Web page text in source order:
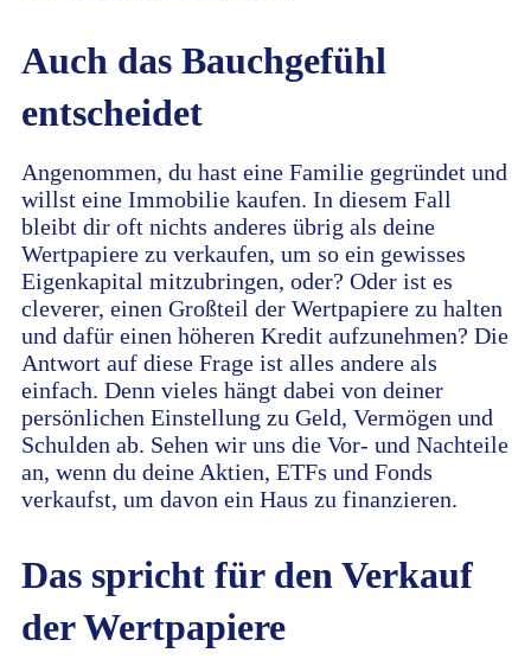
Auch das Bauchgefühl
entscheidet
Angenommen, du hast eine Familie gegründet und
willst eine Immobilie kaufen. In diesem Fall
bleibt dir oft nichts anderes übrig als deine
Wertpapiere zu verkaufen, um so ein gewisses
Eigenkapital mitzubringen, oder? Oder ist es
cleverer, einen Großteil der Wertpapiere zu halten
und dafür einen höheren Kredit aufzunehmen? Die
Antwort auf diese Frage ist alles andere als
einfach. Denn vieles hängt dabei von deiner
persönlichen Einstellung zu Geld, Vermögen und
Schulden ab. Sehen wir uns die Vor- und Nachteile
an, wenn du deine Aktien, ETFs und Fonds
verkaufst, um davon ein Haus zu finanzieren.
Das spricht für den Verkauf
der Wertpapiere